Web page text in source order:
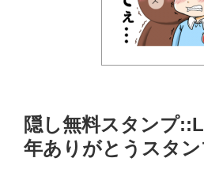
隠し無料スタンプ
年ありがとうスタ